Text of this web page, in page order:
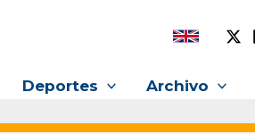
Deportes Archivo